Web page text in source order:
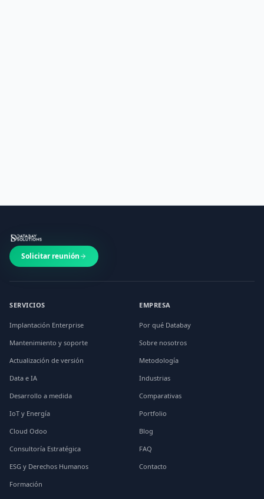
Solicitar reunión
SERVICIOS
Implantación Enterprise
Mantenimiento y soporte
Actualización de versión
Data e IA
Desarrollo a medida
IoT y Energía
Cloud Odoo
Consultoría Estratégica
ESG y Derechos Humanos
Formación
EMPRESA
Por qué Databay
Sobre nosotros
Metodología
Industrias
Comparativas
Portfolio
Blog
FAQ
Contacto